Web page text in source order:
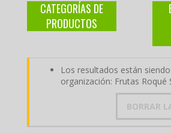
CATEGORÍAS DE
PRODUCTOS
Los resultados están
organización: Frutas Roqué
BORRAR